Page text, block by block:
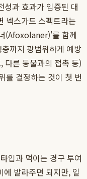
과 효과가 입증된 대
넥스가드 스펙트라는
(Afoxolaner)'를 함께
까지 광범위하게 예방
다른 동물과의 접촉 등)
를 결정하는 것이 첫 번
입과 먹이는 경구 투여
발라주면 되지만, 일